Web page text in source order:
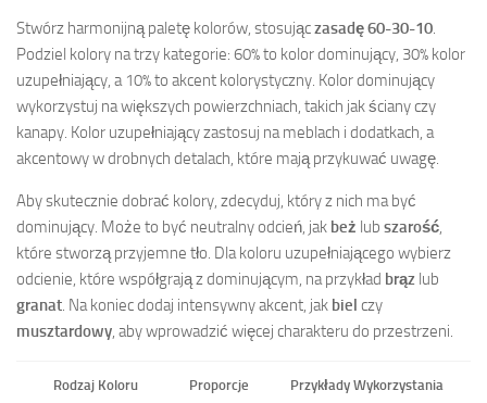
Stwórz harmonijną paletę kolorów, stosujączasadę 60-30-10
Podziel kolory na trzy kategorie: 60% to kolor dominujący, 30% kolor
uzupełniający, a 10% to akcent kolorystyczny. Kolor dominujący
wykorzystuj na większych powierzchniach, takich jak ściany czy
kanapy. Kolor uzupełniający zastosuj na meblach i dodatkach, a
akcentowy w drobnych detalach, które mają przykuwać uwagę.
Aby skutecznie dobrać kolory, zdecyduj, który z nich ma być
dominujący. Może to być neutralny odcień, jak beż lub szarość
które stworzą przyjemne tło. Dla koloru uzupełniającego wybierz
odcienie, które współgrają z dominującym, na przykład brąz lub
granat . Na koniec dodaj intensywny akcent, jak biel czy
musztardowy , aby wprowadzić więcej charakteru do przestrzeni.
Rodzaj Koloru Proporcje Przykłady Wykorzystania